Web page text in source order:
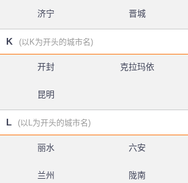
济宁 晋城
K (以K为开头的城市名)
开封 克拉玛依
昆明
L (以L为开头的城市名)
丽水 六安
兰州 陇南